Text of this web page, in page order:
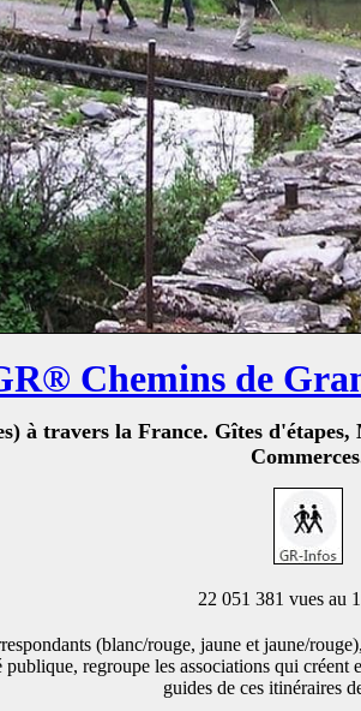
Chemins de
à travers la France. Gîtes
22 051 381 vues au
(blanc/rouge, jaune et jaune/
regroupe les associations qui
guides de ces itinéraires